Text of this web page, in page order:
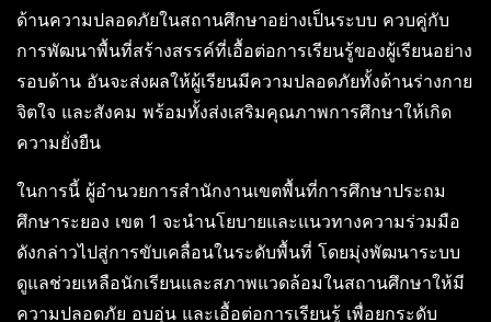
ด้านความปลอดภัยในสถานศึกษาอย่างเป็นระบบ ควบคู่กับ
การพัฒนาพื้นที่สร้างสรรค์ที่เอื้อต่อการเรียนรู้ของผู้เรียนอย่าง
รอบด้าน อันจะส่งผลให้ผู้เรียนมีความปลอดภัยทั้งด้านร่างกาย
จิตใจ และสังคม พร้อมทั้งส่งเสริมคุณภาพการศึกษาให้เกิด
ความยั่งยืน
ในการนี้ ผู้อำนวยการสำนักงานเขตพื้นที่การศึกษาประถม
ศึกษาระยอง เขต 1 จะนำนโยบายและแนวทางความร่วมมือ
ดังกล่าวไปสู่การขับเคลื่อนในระดับพื้นที่ โดยมุ่งพัฒนาระบบ
ดูแลช่วยเหลือนักเรียนและสภาพแวดล้อมในสถานศึกษาให้มี
ความปลอดภัย อบอุ่น และเอื้อต่อการเรียนรู้ เพื่อยกระดับ